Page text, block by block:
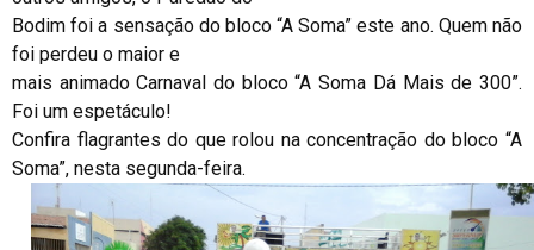
Bodim foi a sensação do bloco “A Soma” este ano. Quem não
foi perdeu o maior e
mais animado Carnaval do bloco “A Soma Dá Mais de 300”.
Foi um espetáculo!
Confira flagrantes do que rolou na concentração do bloco “A
Soma”, nesta segunda-feira.